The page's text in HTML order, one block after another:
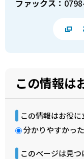
ファックス：
この情報は
この情報はお役に
分かりやすかった
このページは見